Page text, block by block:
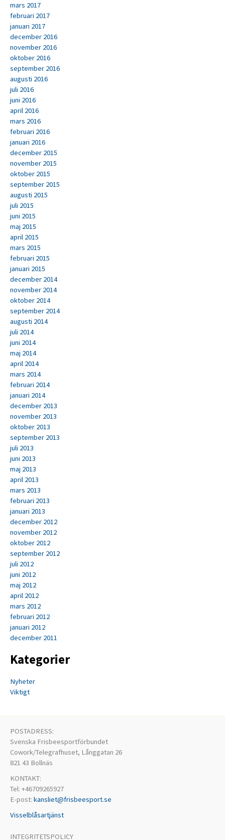
mars 2017
februari 2017
januari 2017
december 2016
november 2016
oktober 2016
september 2016
augusti 2016
juli 2016
juni 2016
april 2016
mars 2016
februari 2016
januari 2016
december 2015
november 2015
oktober 2015
september 2015
augusti 2015
juli 2015
juni 2015
maj 2015
april 2015
mars 2015
februari 2015
januari 2015
december 2014
november 2014
oktober 2014
september 2014
augusti 2014
juli 2014
juni 2014
maj 2014
april 2014
mars 2014
februari 2014
januari 2014
december 2013
november 2013
oktober 2013
september 2013
juli 2013
juni 2013
maj 2013
april 2013
mars 2013
februari 2013
januari 2013
december 2012
november 2012
oktober 2012
september 2012
juli 2012
juni 2012
maj 2012
april 2012
mars 2012
februari 2012
januari 2012
december 2011
Kategorier
Nyheter
Viktigt
POSTADRESS:
Svenska Frisbeesportförbundet
Cowork/Telegrafhuset, Långgatan 26
821 43 Bollnäs
KONTAKT:
Tel: +46709265927
E-post: kansliet@frisbeesport.se
Visselblåsartjänst
INTEGRITETSPOLICY